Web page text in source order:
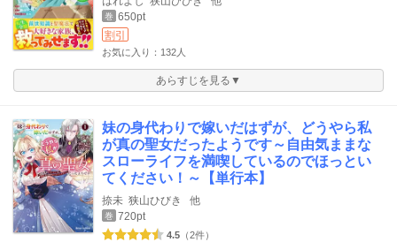
巻 650pt
割引
お気に入り：132人
あらすじを見る▼
妹の身代わりで嫁いだはずが、どうやら私
が真の聖女だったようです～自由気ままな
スローライフを満喫しているのでほっとい
てください！～【単行本】
捺未 狭山ひびき 他
巻 720pt
4.5 （2件）